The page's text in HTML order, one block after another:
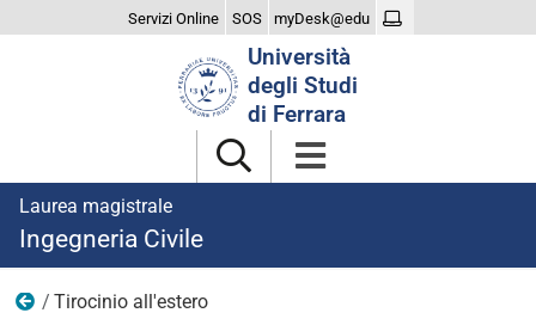
Servizi Online SOS myDesk@edu
Università
degli Studi
di Ferrara
Laurea magistrale
Ingegneria Civile
Tirocinio
Tirocinio all'estero